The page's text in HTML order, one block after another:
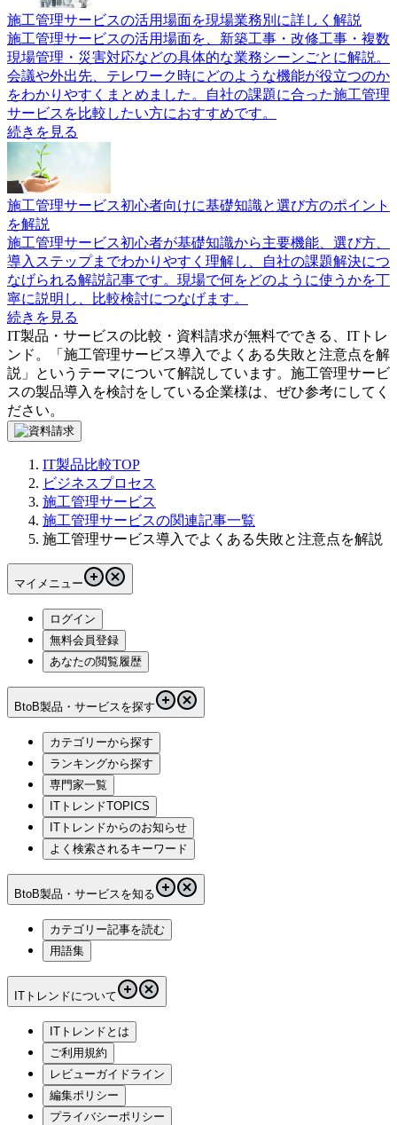
施工管理サービスの活用場面を現場業務別に詳しく解説
施工管理サービスの活用場面を、新築工事・改修工事・複数
現場管理・災害対応などの具体的な業務シーンごとに解説。
会議や外出先、テレワーク時にどのような機能が役立つのか
をわかりやすくまとめました。自社の課題に合った施工管理
サービスを比較したい方におすすめです。
続きを見る
施工管理サービス初心者向けに基礎知識と選び方のポイント
を解説
施工管理サービス初心者が基礎知識から主要機能、選び方、
導入ステップまでわかりやすく理解し、自社の課題解決につ
なげられる解説記事です。現場で何をどのように使うかを丁
寧に説明し、比較検討につなげます。
続きを見る
IT製品・サービスの比較・資料請求が無料でできる、ITトレ
ンド。「 施工管理サービス導入でよくある失敗と注意点を解
説 」というテーマについて解説しています。 施工管理サービ
スの製品導入を検討をしている企業様は、ぜひ参考にしてく
ださい。
IT製品比較TOP
ビジネスプロセス
施工管理サービス
施工管理サービスの関連記事一覧
施工管理サービス導入でよくある失敗と注意点を解説
マイメニュー
ログイン
無料会員登録
あなたの閲覧履歴
BtoB製品・サービスを探す
カテゴリーから探す
ランキングから探す
専門家一覧
ITトレンドTOPICS
ITトレンドからのお知らせ
よく検索されるキーワード
BtoB製品・サービスを知る
カテゴリー記事を読む
用語集
ITトレンドについて
ITトレンドとは
ご利用規約
レビューガイドライン
編集ポリシー
プライバシーポリシー